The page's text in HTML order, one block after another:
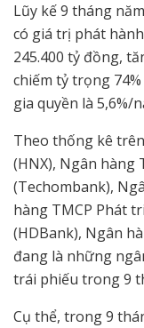
Lũy kế 9 tháng
có giá trị phát
245.400 tỷ đồng,
chiếm tỷ trọng
gia quyền là 5,6%/
Theo thống kê
(HNX), Ngân hàng
(Techombank),
hàng TMCP Phát
(HDBank), Ngân
đang là những
trái phiếu trong 9
Cụ thể, trong 9